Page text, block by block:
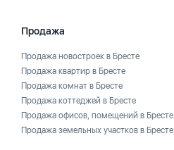
Продажа
Продажа новостроек в Бресте
Продажа квартир в Бресте
Продажа комнат в Бресте
Продажа коттеджей в Бресте
Продажа офисов, помещений в Бресте
Продажа земельных участков в Бресте